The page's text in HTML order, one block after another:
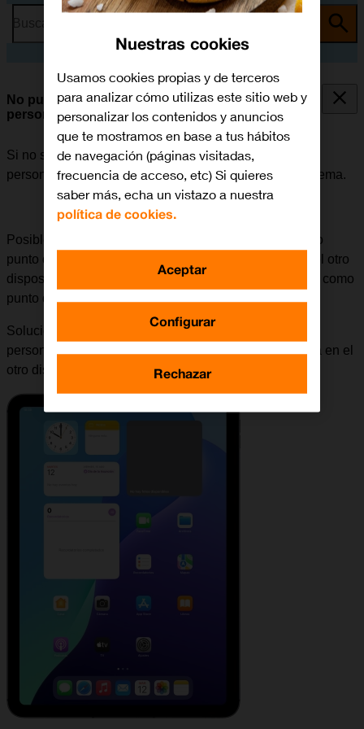
No puedo utilizar mi tablet como punto de acceso
personal
Si no se puede utilizar la tablet como punto de acceso
personal, puede haber varias causas posibles al problema.
Posible causa 1 de 1:
Para poder utilizar la tablet como
punto de acceso personal, es necesario introducir en el otro
dispositivo la contraseña elegida al configurar la tablet como
punto de acceso personal.
Solución:
Verificar la contraseña del punto de acceso
personal de la tablet e introducir la contraseña correcta en el
otro dispositivo.
Nuestras cookies
Usamos cookies propias y de terceros
para analizar cómo utilizas este sitio web y
personalizar los contenidos y anuncios
que te mostramos en base a tus hábitos
de navegación (páginas visitadas,
frecuencia de acceso, etc) Si quieres
saber más, echa un vistazo a nuestra
política de cookies.
Configurar
Rechazar
Aceptar